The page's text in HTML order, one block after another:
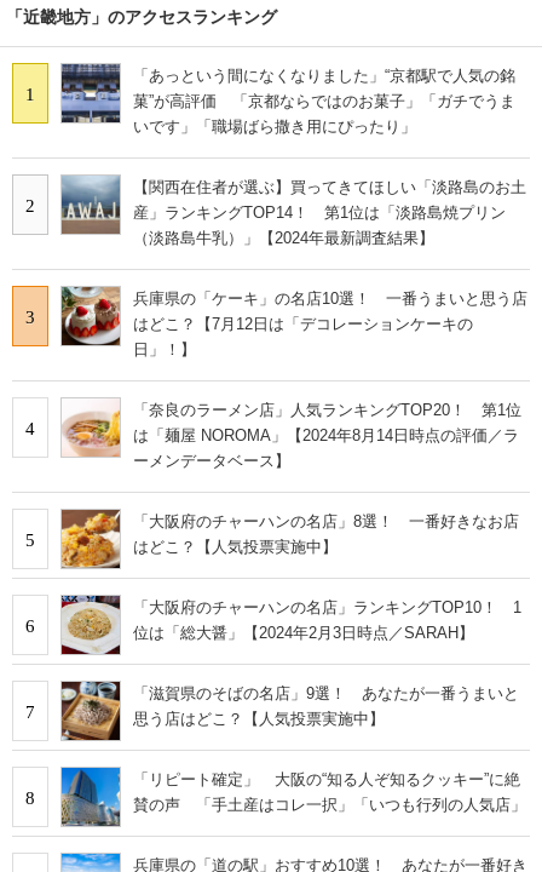
「近畿地方」のアクセスランキング
1
「あっという間になくなりました」“京都駅で人気の銘
菓”が高評価 「京都ならではのお菓子」「ガチでうま
いです」「職場ばら撒き用にぴったり」
2
【関西在住者が選ぶ】買ってきてほしい「淡路島のお土
産」ランキングTOP14！ 第1位は「淡路島焼プリン
（淡路島牛乳）」【2024年最新調査結果】
3
兵庫県の「ケーキ」の名店10選！ 一番うまいと思う店
はどこ？【7月12日は「デコレーションケーキの
日」！】
4
「奈良のラーメン店」人気ランキングTOP20！ 第1位
は「麺屋 NOROMA」【2024年8月14日時点の評価／ラ
ーメンデータベース】
5
「大阪府のチャーハンの名店」8選！ 一番好きなお店
はどこ？【人気投票実施中】
6
「大阪府のチャーハンの名店」ランキングTOP10！ 1
位は「総大醤」【2024年2月3日時点／SARAH】
7
「滋賀県のそばの名店」9選！ あなたが一番うまいと
思う店はどこ？【人気投票実施中】
8
「リピート確定」 大阪の“知る人ぞ知るクッキー”に絶
賛の声 「手土産はコレ一択」「いつも行列の人気店」
兵庫県の「道の駅」おすすめ10選！ あなたが一番好き